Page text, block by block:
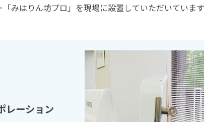
「みはりん坊プロ」を現場に設置していただいていま
レーション